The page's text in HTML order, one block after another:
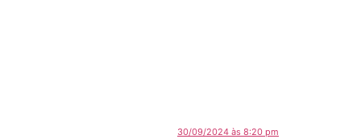
30/09/2024 às 8:20 pm